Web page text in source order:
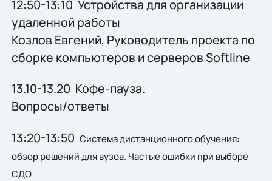
12:50-13:10 Устройства для организации
удаленной работы
Козлов Евгений, Руководитель проекта по
сборке компьютеров и серверов Softline
13.10-13.20 Кофе-пауза.
Вопросы/ответы
13:20-13:50 Система дистанционного обучения:
обзор решений для вузов. Частые ошибки при выборе
СДО